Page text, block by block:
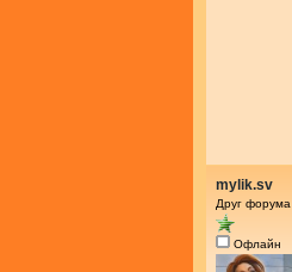
mylik.sv
Друг форума
Офлайн